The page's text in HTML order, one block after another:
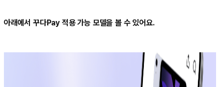
아래에서 꾸다Pay 적용 가능 모델을 볼 수 있어요.